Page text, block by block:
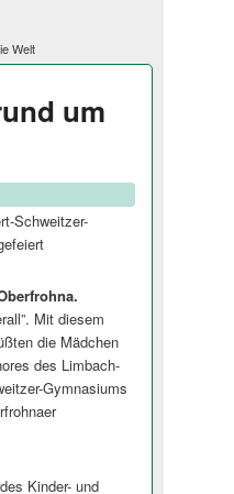
Welt
um
Schweitzer-
Mit diesem
die Mädchen
des Limbach-
Gymnasiums
Kinder- und